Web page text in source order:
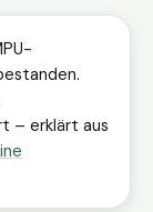
– erklärt aus